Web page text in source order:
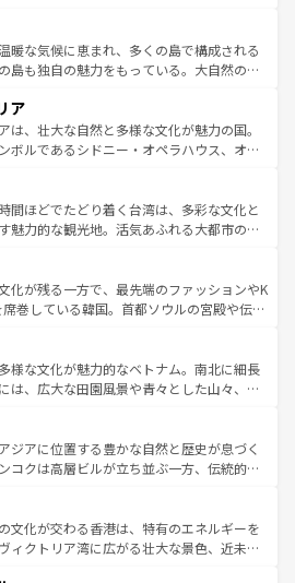
で観光を楽しむこともできる。 なお、新
はコンテンツ一覧 を参照してほしい。
市は、観光、ショッピング、エンターテイ
った刺激的なスポットだ。一方、アメリカ
が広がり、グランドキャニオンやイエロー
リンズでは、音楽と美食が融合した独特の
行者はアメリカの各地域で異なる魅力を楽
の多様性と豊かな歴史を感じることができ
タイルだ。 なお、新着のアメリカ
ツ一覧を参照してほしい。
暖な気候に恵まれ、多くの島で構成される
島も独自の魅力をもっている。大自然の神
ない。また、定番の観光地といえばオアフ
自然を求めるならマウイ島やカウアイ島が
ラルドグリーンに輝く海をはじめ、豊かな
の心で訪れる人々を迎えてくれるハワイの
ローカルフードやハワイアンミュージッ
ラダンスなど、すべてがハワイの魅力を彩
しい。 なお、新着のハワイ情報
覧を参照してほしい。
ア
は、壮大な自然と多様な文化が魅力の国。
ボルであるシドニー・オペラハウス、オー
陸中央部にそびえるウルル（エアーズロッ
アの美しい原生林やケアンズの熱帯雨林な
たくさん。また、カフェやワイン、オージ
ビティも充実しており、サーフィンやダイ
ングなど、アウトドア好きにはたまらな
リアの多彩な魅力を存分に味わいつくそ
間ほどでたどり着く台湾は、多彩な文化と
魅力的な観光地。活気あふれる大都市の台
山岳地帯である台湾東部など、都市の喧騒
が共存しており、訪れる人に新しい発見と
てくれる。また、奥深い台湾の食文化も魅
判のスイーツなど、バラエティ豊かな料理
が味わえる。 なお、新着の台湾情報は コンテンツ一覧を参
化が残る一方で、最先端のファッションやK
巻している韓国。首都ソウルの宮殿や伝統
延ばせば四季折々の自然美を楽しむことが
、キムチや焼肉、絶品のストリートフード
な韓国料理が待っている。夜には、韓国な
ながら、韓国の多彩な魅力を心ゆくまで味
わってみてほしい。 なお、新着の韓国情報はコンテンツ一
しい。
様な文化が魅力的なベトナム。南北に細長
は、広大な田園風景や青々とした山々、世
に伝統が息づく。ハノイの古い町並みやホ
ランス統治時代の建物も、独特の雰囲気を
。また、バラエティの豊かさとおいしさで
バインミー、ベトナムコーヒーなどは、ぜ
たい。どの地域を訪れてもあたたかい人々
てくれるので、きっと忘れられない旅にな
ジアに位置する豊かな自然と歴史が息づく
コクは高層ビルが立ち並ぶ一方、伝統的な
ている。北部ではチェンマイなどの山岳地
合い、南部ではプーケットやクラビの美し
ート気分を楽しむことができる。タイ料理
文化が交わる香港は、特有のエネルギーを
ィクトリア湾に広がる壮大な景色、近未来